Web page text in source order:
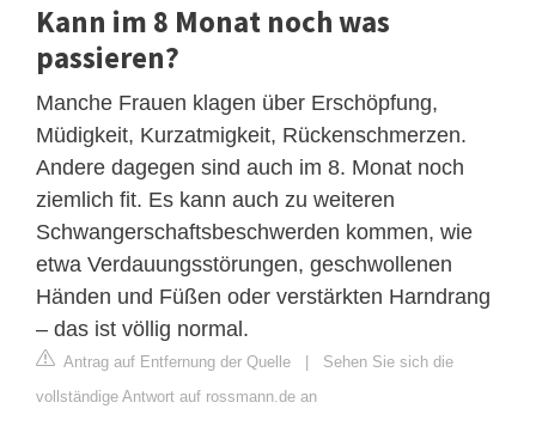
Kann im 8 Monat noch was
passieren?
Manche Frauen klagen über Erschöpfung,
Müdigkeit, Kurzatmigkeit, Rückenschmerzen.
Andere dagegen sind auch im 8. Monat noch
ziemlich fit. Es kann auch zu weiteren
Schwangerschaftsbeschwerden kommen, wie
etwa Verdauungsstörungen, geschwollenen
Händen und Füßen oder verstärkten Harndrang
– das ist völlig normal.
Antrag auf Entfernung der Quelle | Sehen Sie sich die
vollständige Antwort auf rossmann.de an